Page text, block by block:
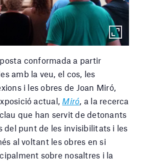
conformada a partir
amb la veu, el cos, les
i les obres de Joan Miró,
actual, Miró, a la recerca
que han servit de detonants
del punt de les invisibilitats i les
al voltant les obres en si
sobre nosaltres i la